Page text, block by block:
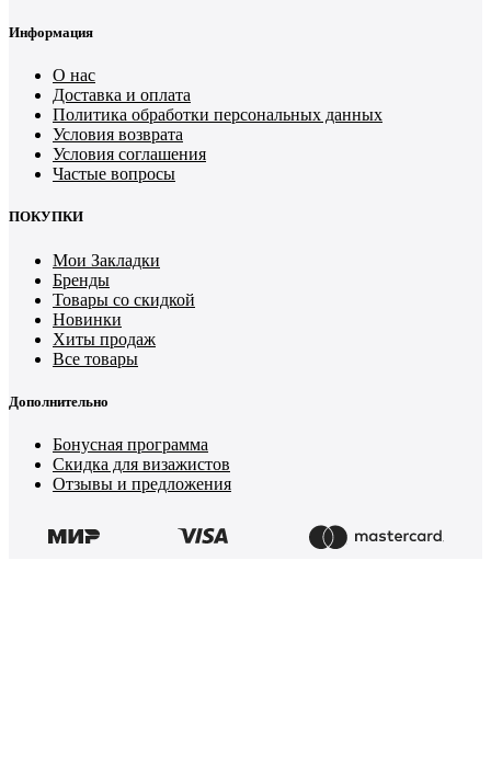
Информация
О нас
Доставка и оплата
Политика обработки персональных данных
Условия возврата
Условия соглашения
Частые вопросы
ПОКУПКИ
Мои Закладки
Бренды
Товары со скидкой
Новинки
Хиты продаж
Все товары
Дополнительно
Бонусная программа
Скидка для визажистов
Отзывы и предложения